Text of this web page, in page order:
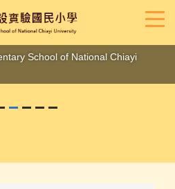
School of National Chiayi